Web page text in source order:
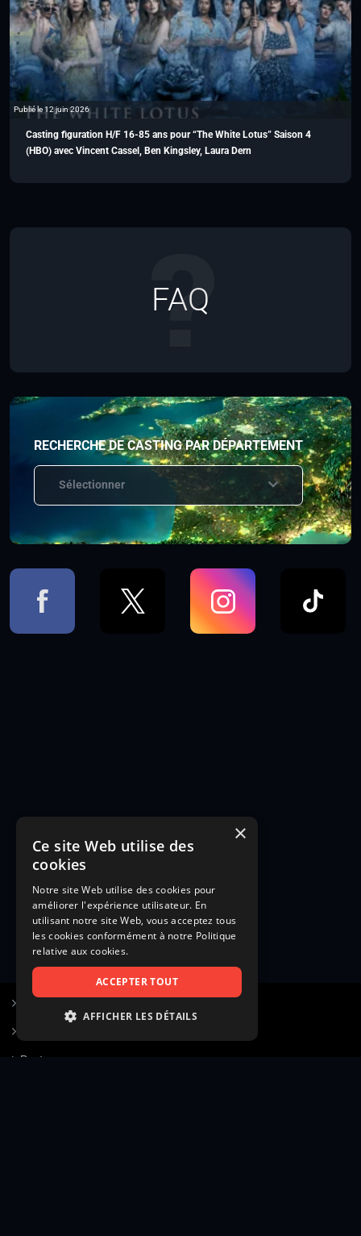
Publié le 12 juin 2026
Casting figuration H/F 16-85 ans pour “The White Lotus” Saison 4
(HBO) avec Vincent Cassel, Ben Kingsley, Laura Dern
FAQ
RECHERCHE DE CASTING PAR DÉPARTEMENT
Sélectionner
Poster une annonce
×
Ce site Web utilise des
cookies
Notre site Web utilise des cookies pour
améliorer l'expérience utilisateur. En
utilisant notre site Web, vous acceptez tous
les cookies conformément à notre Politique
relative aux cookies.
ACCEPTER TOUT
AFFICHER LES DÉTAILS